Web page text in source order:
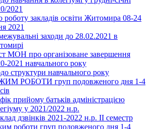
2021
роботу закладів освіти Житомира 08-24
2021
заходи до 28.02.2021 в
МОН про організоване завершення
2021 навчального року
структури навчального року
РОБОТИ груп подовженого дня 1-4
прийому батьків адміністрацією
у 2021/2022 н.р.
дзвінків 2021-2022 н.р. ІІ семестр
роботи груп подовженого дня 1-4